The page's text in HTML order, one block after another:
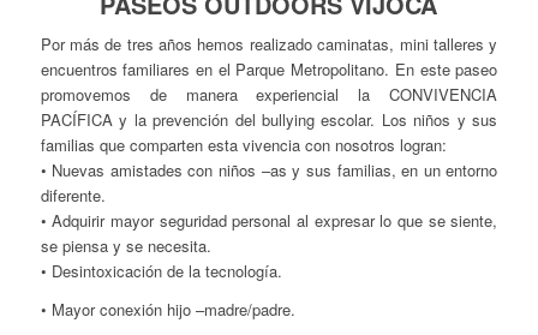
Por más de tres años hemos realizado caminatas, mini talleres y
encuentros familiares en el Parque Metropolitano. En este paseo
promovemos de manera experiencial la CONVIVENCIA
PACÍFICA y la prevención del bullying escolar. Los niños y sus
familias que comparten esta vivencia con nosotros logran:
• Nuevas amistades con niños –as y sus familias, en un entorno
diferente.
• Adquirir mayor seguridad personal al expresar lo que se siente,
se piensa y se necesita.
• Desintoxicación de la tecnología.
• Mayor conexión hijo –madre/padre.